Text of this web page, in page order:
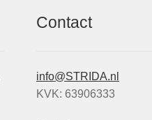
Contact
info@STRIDA.nl
KVK: 63906333